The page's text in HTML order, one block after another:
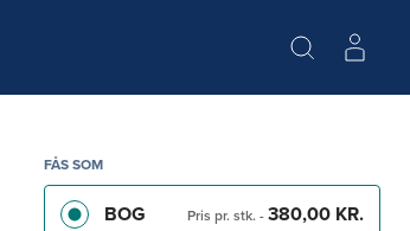
FÅS SOM
BOG Pris pr. stk. -380,00 KR.